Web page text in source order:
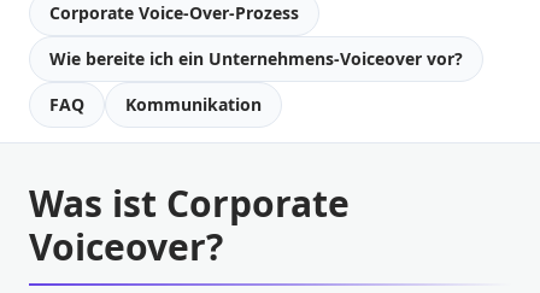
Corporate Voice-Over-Prozess
Wie bereite ich ein Unternehmens-Voiceover vor?
FAQ
Kommunikation
Was ist Corporate
Voiceover?